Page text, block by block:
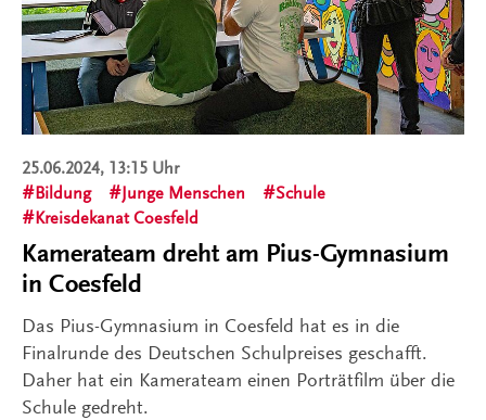
25.06.2024, 13:15 Uhr
Bildung
Junge Menschen
Schule
Kreisdekanat Coesfeld
Kamerateam dreht am Pius-Gymnasium
in Coesfeld
Das Pius-Gymnasium in Coesfeld hat es in die
Finalrunde des Deutschen Schulpreises geschafft.
Daher hat ein Kamerateam einen Porträtfilm über die
Schule gedreht.